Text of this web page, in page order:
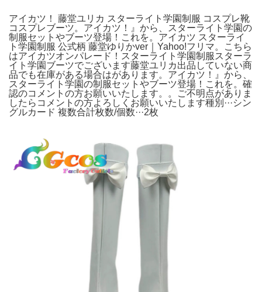
アイカツ！ 藤堂ユリカ スターライト学園制服 コスプレ靴
コスプレブーツ。アイカツ！』から、スターライト学園の
制服セットやブーツ登場！これを。アイカツ スターライ
ト学園制服 公式柄 藤堂ゆりかver｜Yahoo!フリマ。こちら
はアイカツオンパレード！スターライト学園制服スターラ
イト学園ブーツでございます藤堂ユリカ出品していない商
品でも在庫がある場合はがあります。アイカツ！』から、
スターライト学園の制服セットやブーツ登場！これを。確
認のコメントの方お願いいたします。。ご不明点がありま
したらコメントの方よろしくお願いいたします種別···シン
グルカード 複数合計枚数/個数···2枚